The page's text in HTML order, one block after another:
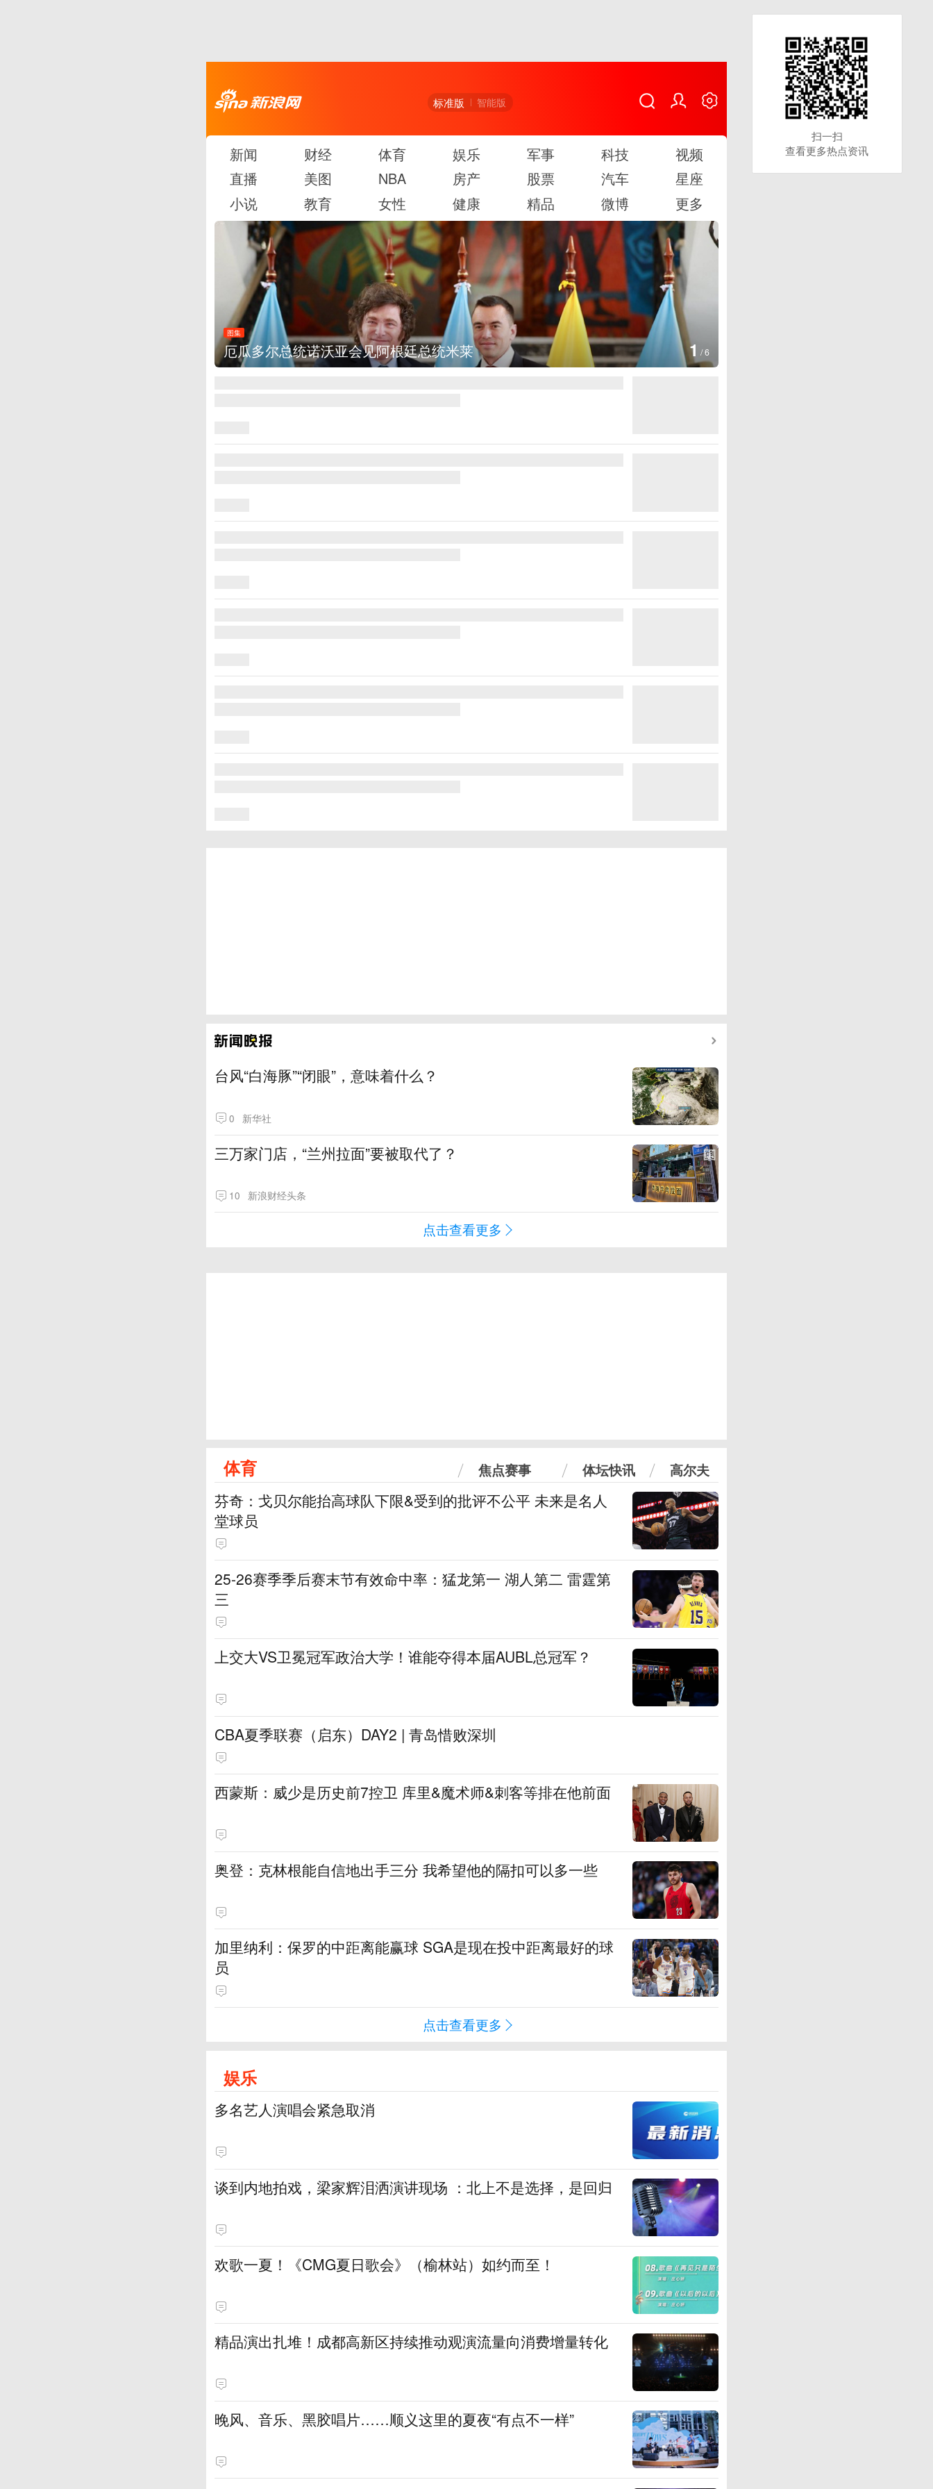
标准版 智能版
新闻 财经 体育 娱乐 军事 科技
视频
直播
美图 NBA 房产 股票 汽车
星座
小说
教育 女性 健康 精品 微博 更多
图集
厄瓜多尔总统诺沃亚会见阿根廷总统米莱 1 /6
台风“白海豚”“闭眼”，意味着什么？
0 新华社
三万家门店，“兰州拉面”要被取代了？
10 新浪财经头条
点击查看更多
体育 焦点赛事 体坛快讯 高尔夫
芬奇：戈贝尔能抬高球队下限&受到的批评不公平 未来是名人
堂球员
25-26赛季季后赛末节有效命中率：猛龙第一 湖人第二 雷霆第
三
上交大VS卫冕冠军政治大学！谁能夺得本届AUBL总冠军？
CBA夏季联赛（启东）DAY2 | 青岛惜败深圳
西蒙斯：威少是历史前7控卫 库里&魔术师&刺客等排在他前面
奥登：克林根能自信地出手三分 我希望他的隔扣可以多一些
加里纳利：保罗的中距离能赢球 SGA是现在投中距离最好的球
员
点击查看更多
娱乐
多名艺人演唱会紧急取消
谈到内地拍戏，梁家辉泪洒演讲现场 ：北上不是选择，是回归
欢歌一夏！《CMG夏日歌会》（榆林站）如约而至！
精品演出扎堆！成都高新区持续推动观演流量向消费增量转化
晚风、音乐、黑胶唱片……顺义这里的夏夜“有点不一样”
扫一扫
查看更多热点资讯
扫一扫
查看更多热点资讯